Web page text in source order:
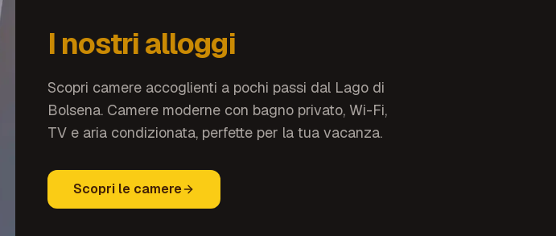
I nostri alloggi
Scopri camere accoglienti a pochi passi dal Lago di
Bolsena. Camere moderne con bagno privato, Wi-Fi,
TV e aria condizionata, perfette per la tua vacanza.
Scopri le camere